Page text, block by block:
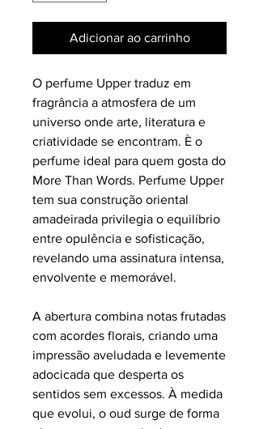
Adicionar ao carrinho
O perfume Upper traduz em
fragrância a atmosfera de um
universo onde arte, literatura e
criatividade se encontram. È o
perfume ideal para quem gosta do
More Than Words. Perfume Upper
tem sua construção oriental
amadeirada privilegia o equilíbrio
entre opulência e sofisticação,
revelando uma assinatura intensa,
envolvente e memorável.
A abertura combina notas frutadas
com acordes florais, criando uma
impressão aveludada e levemente
adocicada que desperta os
sentidos sem excessos. À medida
que evolui, o oud surge de forma